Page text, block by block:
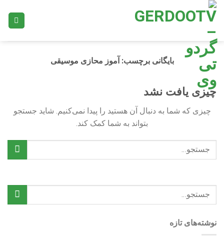
Skip
content
بایگانی برچسب: آموز محازی موسیقی
چیزی یافت نشد
چیزی که شما به دنبال آن هستید را پیدا نمی‌کنیم. شاید جستجو
بتواند به شما کمک کند.
نوشته‌های تازه